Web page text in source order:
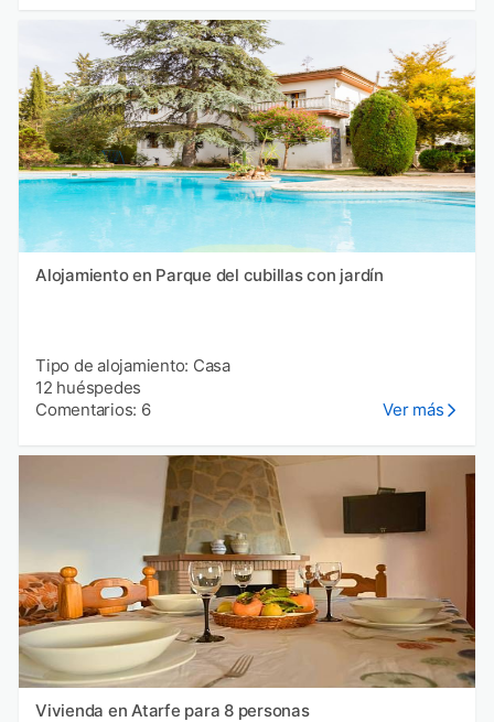
Alojamiento en Parque del cubillas con jardín
Tipo de alojamiento: Casa
12 huéspedes
Comentarios: 6
Ver más
Vivienda en Atarfe para 8 personas